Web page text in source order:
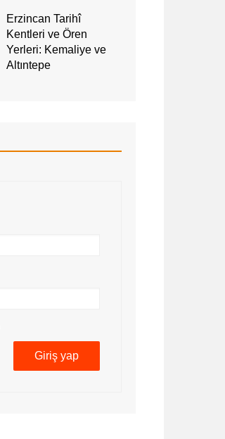
Erzincan Tarihî
Kentleri ve Ören
Yerleri: Kemaliye ve
Altıntepe
Giriş yap